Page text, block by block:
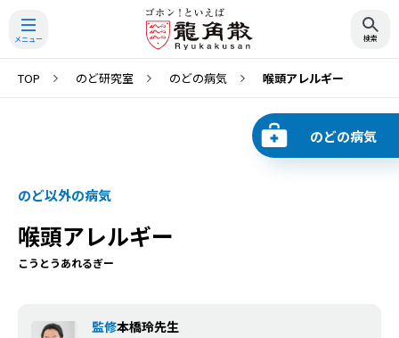
検索
TOP のど研究室 のどの病気 喉頭アレルギー
のど以外の病気
喉頭アレルギー
こうとうあれるぎー
のどの病気
監修本橋玲先生